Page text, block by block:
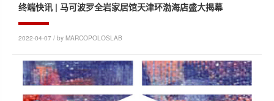
终端快讯 | 马可波罗全岩家居馆天津环渤海店盛大揭幕
2022-04-07 / by MARCOPOLOSLAB